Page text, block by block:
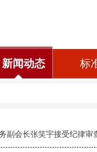
新闻动态 标
副会长张笑宇接受纪律审